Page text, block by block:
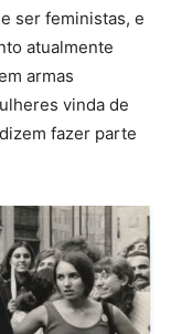
ser feministas, e
atualmente
armas
vinda de
fazer parte